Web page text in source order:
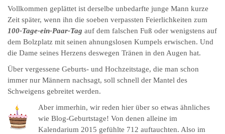
Vollkommen geplättet ist derselbe unbedarfte junge Mann kurze
Zeit später, wenn ihn die soeben verpassten Feierlichkeiten zum
100-Tage-ein-Paar-Tag auf dem falschen Fuß oder wenigstens auf
dem Bolzplatz mit seinen ahnungslosen Kumpels erwischen. Und
die Dame seines Herzens deswegen Tränen in den Augen hat.
Über vergessene Geburts- und Hochzeitstage, die man schon
immer nur Männern nachsagt, soll schnell der Mantel des
Schweigens gebreitet werden.
Aber immerhin, wir reden hier über so etwas ähnliches
wie Blog-Geburtstage! Von denen alleine im
Kalendarium 2015 gefühlte 712 auftauchten. Also im